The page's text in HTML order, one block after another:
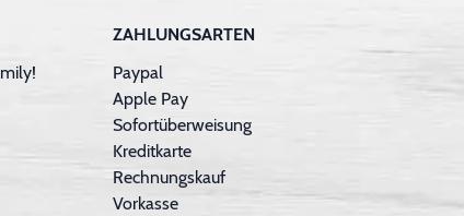
ZAHLUNGSARTEN
Paypal
Apple Pay
Sofortüberweisung
Kreditkarte
Rechnungskauf
Vorkasse